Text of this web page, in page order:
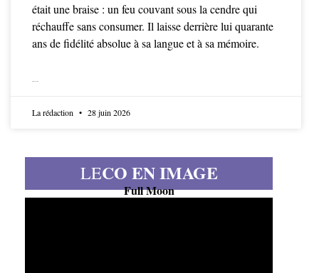
était une braise : un feu couvant sous la cendre qui
réchauffe sans consumer. Il laisse derrière lui quarante
ans de fidélité absolue à sa langue et à sa mémoire.
La rédaction 28 juin 2026
LECO EN IMAGE
Full Moon